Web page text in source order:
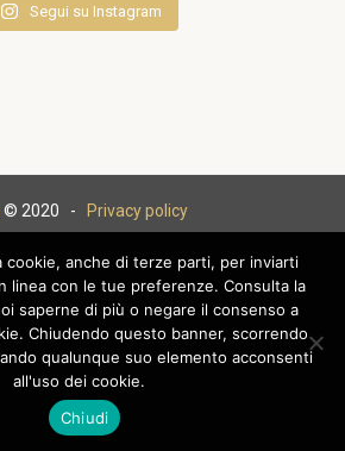
Segui su Instagram
© 2020 - Privacy policy
cookie, anche di terze parti, per inviarti
linea con le tue preferenze. Consulta la
saperne di più o negare il consenso a
Chiudendo questo banner, scorrendo
qualunque suo elemento acconsenti
all'uso dei cookie.
Chiudi